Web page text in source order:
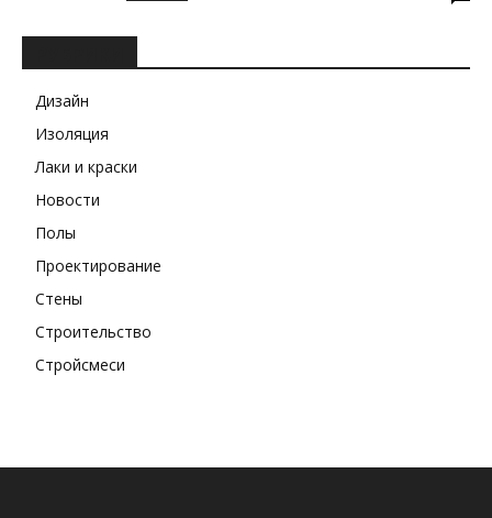
Дизайн
Изоляция
Лаки и краски
Новости
Полы
Проектирование
Стены
Строительство
Стройсмеси